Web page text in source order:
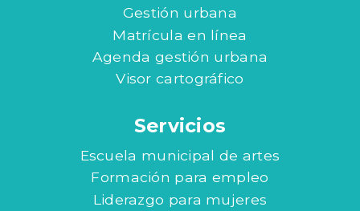
Gestión urbana
Matrícula en línea
Agenda gestión urbana
Visor cartográfico
Servicios
Escuela municipal de artes
Formación para empleo
Liderazgo para mujeres